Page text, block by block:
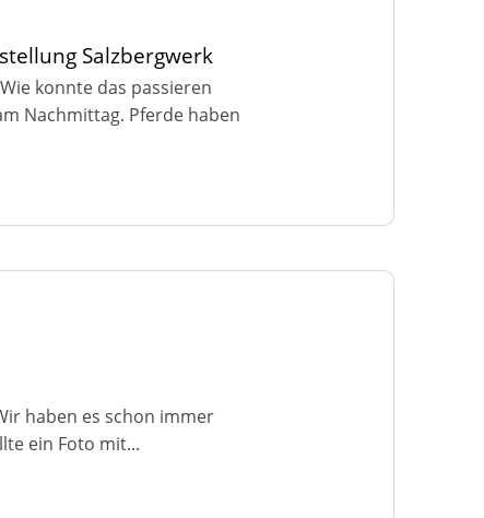
Salzbergwerk
konnte das passieren
Nachmittag. Pferde haben
haben es schon immer
ein Foto mit...